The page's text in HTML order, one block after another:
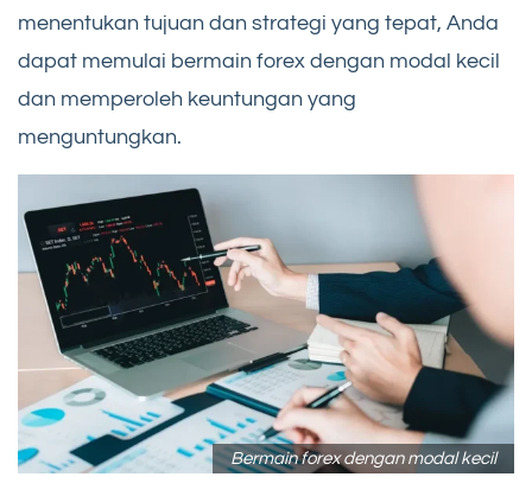
menentukan tujuan dan strategi yang tepat, Anda
dapat memulai bermain forex dengan modal kecil
dan memperoleh keuntungan yang
menguntungkan.
Bermain forex dengan modal kecil